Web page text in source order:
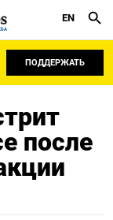
EN
ПОДДЕРЖАТЬ
после